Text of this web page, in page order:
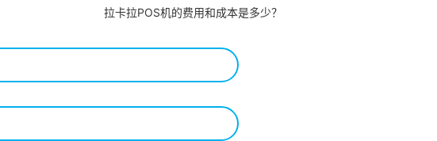
拉卡拉POS机的费用和成本是多少？